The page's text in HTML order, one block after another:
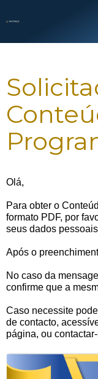
Olá,
Para obter o
formato PDF, por
seus dados
Após o
No caso da
confirme que a
Caso necessite
de contacto,
página, ou